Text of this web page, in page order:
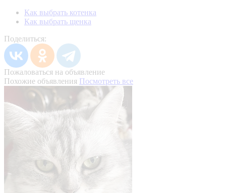
Как выбрать котенка
Как выбрать щенка
Поделиться:
Пожаловаться на объявление
Похожие объявления Посмотреть все